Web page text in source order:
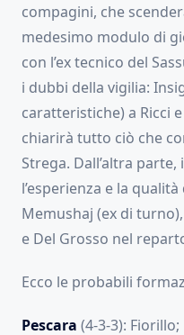
compagini, che
medesimo modulo di
con l’ex tecnico del
i dubbi della vigilia:
caratteristiche) a Ricci
chiarirà tutto ciò che
Strega. Dall’altra
l’esperienza e la
Memushaj (ex di
e Del Grosso nel
Ecco le probabili
Pescara (4-3-3):